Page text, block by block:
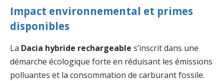
Impact environnemental et primes
disponibles
La Dacia hybride rechargeable s’inscrit dans une
démarche écologique forte en réduisant les émissions
polluantes et la consommation de carburant fossile.